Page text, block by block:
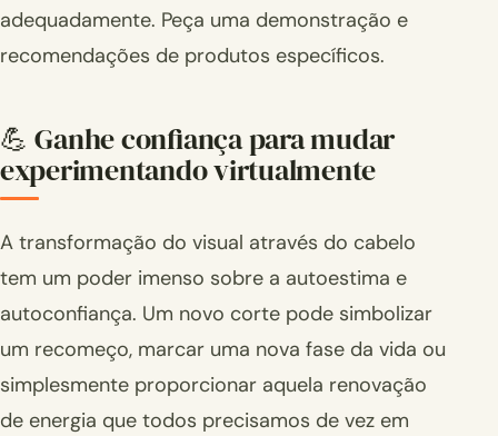
adequadamente. Peça uma demonstração e
recomendações de produtos específicos.
💪 Ganhe confiança para mudar
experimentando virtualmente
A transformação do visual através do cabelo
tem um poder imenso sobre a autoestima e
autoconfiança. Um novo corte pode simbolizar
um recomeço, marcar uma nova fase da vida ou
simplesmente proporcionar aquela renovação
de energia que todos precisamos de vez em